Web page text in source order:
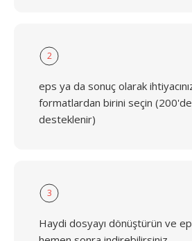
2
eps ya da sonuç olarak
formatlardan birini seçin
desteklenir)
3
Haydi dosyayı dönüştürün ve